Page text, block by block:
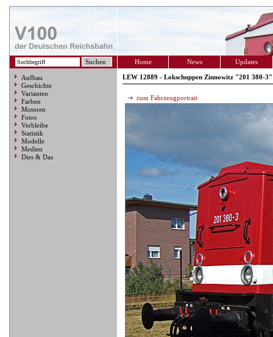
Home News Updates
Aufbau
Geschichte
Varianten
Farben
Motoren
Fotos
Verbleibe
Statistik
Modelle
Medien
Dies & Das
LEW 12889 - Lokschuppen Zinnowitz "201 380-3"
zum Fahrzeugportrait